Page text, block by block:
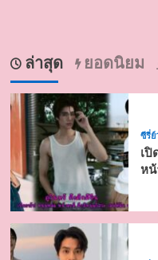
ล่าสุด ยอดนิยม
ซีรี่ย์
เ
หน้